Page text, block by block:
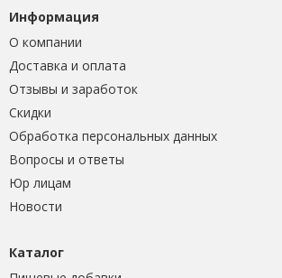
Информация
О компании
Доставка и оплата
Отзывы и заработок
Скидки
Обработка персональных данных
Вопросы и ответы
Юр лицам
Новости
Каталог